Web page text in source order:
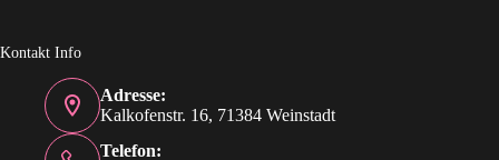
Kontakt Info
Adresse:
Kalkofenstr. 16, 71384 Weinstadt
Telefon: